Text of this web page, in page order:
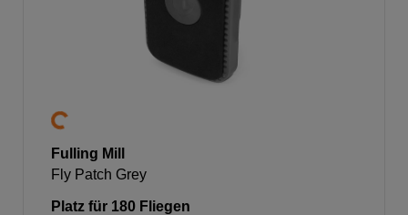
Fulling Mill
Fly Patch Grey
Platz für 180 Fliegen